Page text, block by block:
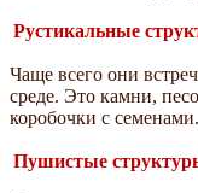
Рустикальные
Чаще всего они
среде. Это камни,
коробочки с семенами.
Пушистые